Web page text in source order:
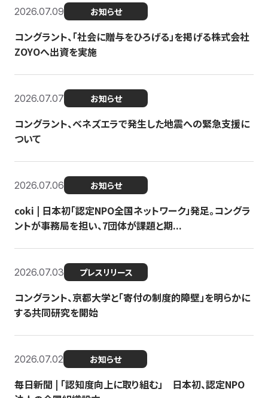
2026.07.09 お知らせ
コングラント、「社会に贈与をひろげる」を掲げる株式会社
ZOYOへ出資を実施
2026.07.07 お知らせ
コングラント、ベネズエラで発生した地震への緊急支援に
ついて
2026.07.06 お知らせ
coki | 日本初「認定NPO全国ネットワーク」発足。コングラ
ントが事務局を担い、7団体が課題と期...
2026.07.03 プレスリリース
コングラント、京都大学と「寄付の制度的障壁」を明らかに
する共同研究を開始
2026.07.02 お知らせ
毎日新聞 | 「認知度向上に取り組む」 日本初、認定NPO